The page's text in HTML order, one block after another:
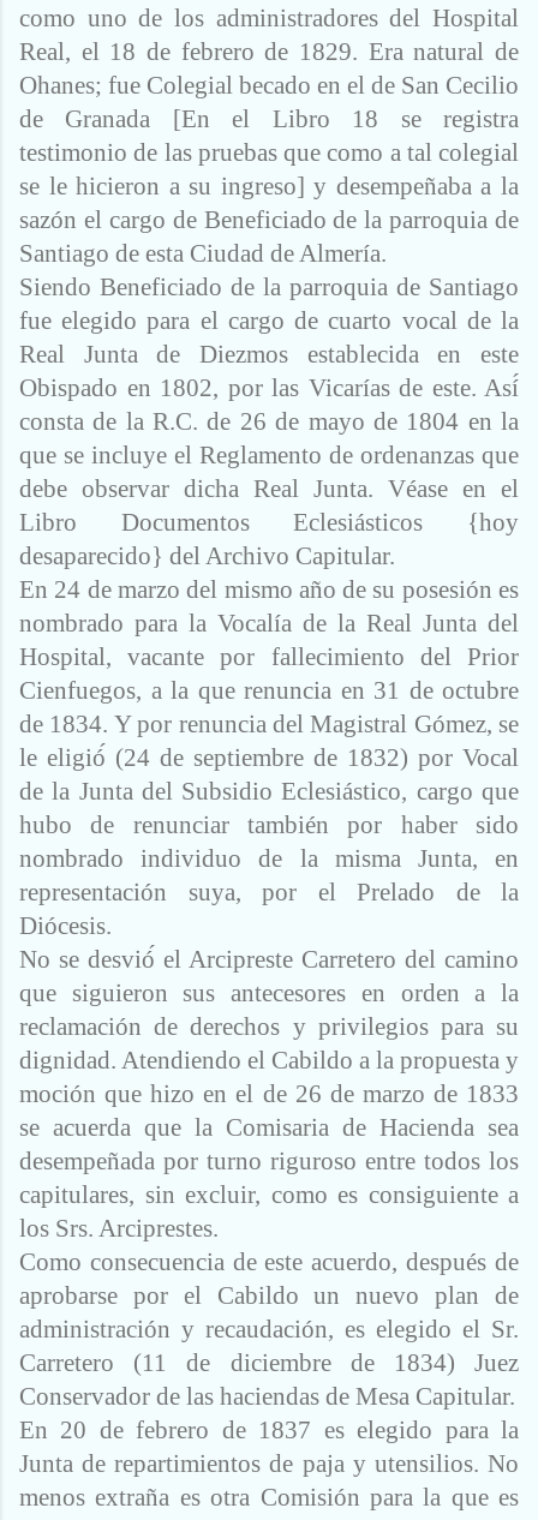
como uno de los administradores del Hospital
Real, el 18 de febrero de 1829. Era natural de
Ohanes; fue Colegial becado en el de San Cecilio
de Granada [En el Libro 18 se registra
testimonio de las pruebas que como a tal colegial
se le hicieron a su ingreso] y desempeñaba a la
sazón el cargo de Beneficiado de la parroquia de
Santiago de esta Ciudad de Almería.
Siendo Beneficiado de la parroquia de Santiago
fue elegido para el cargo de cuarto vocal de la
Real Junta de Diezmos establecida en este
Obispado en 1802, por las Vicarías de este. Así́
consta de la R.C. de 26 de mayo de 1804 en la
que se incluye el Reglamento de ordenanzas que
debe observar dicha Real Junta. Véase en el
Libro Documentos Eclesiásticos {hoy
desaparecido} del Archivo Capitular.
En 24 de marzo del mismo año de su posesión es
nombrado para la Vocalía de la Real Junta del
Hospital, vacante por fallecimiento del Prior
Cienfuegos, a la que renuncia en 31 de octubre
de 1834. Y por renuncia del Magistral Gómez, se
le eligió́ (24 de septiembre de 1832) por Vocal
de la Junta del Subsidio Eclesiástico, cargo que
hubo de renunciar también por haber sido
nombrado individuo de la misma Junta, en
representación suya, por el Prelado de la
Diócesis.
No se desvió́ el Arcipreste Carretero del camino
que siguieron sus antecesores en orden a la
reclamación de derechos y privilegios para su
dignidad. Atendiendo el Cabildo a la propuesta y
moción que hizo en el de 26 de marzo de 1833
se acuerda que la Comisaria de Hacienda sea
desempeñada por turno riguroso entre todos los
capitulares, sin excluir, como es consiguiente a
los Srs. Arciprestes.
Como consecuencia de este acuerdo, después de
aprobarse por el Cabildo un nuevo plan de
administración y recaudación, es elegido el Sr.
Carretero (11 de diciembre de 1834) Juez
Conservador de las haciendas de Mesa Capitular.
En 20 de febrero de 1837 es elegido para la
Junta de repartimientos de paja y utensilios. No
menos extraña es otra Comisión para la que es